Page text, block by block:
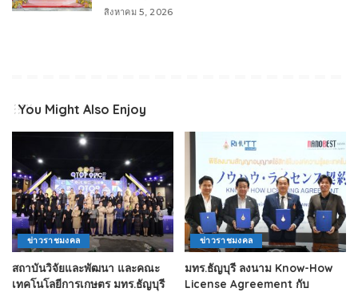
สิงหาคม 5, 2026
You Might Also Enjoy
ข่าวราชมงคล
สถาบันวิจัยและพัฒนา และคณะ
เทคโนโลยีการเกษตร มทร.ธัญบุรี
ข่าวราชมงคล
มทร.ธัญบุรี ลงนาม Know-How
License Agreement กับ